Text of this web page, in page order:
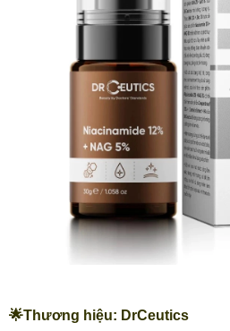
🌟Thương hiệu: DrCeutics